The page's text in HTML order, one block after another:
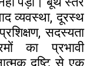
व्यवस्था, दूरस्थ
सदस्यता
का प्रभावी
दृष्टि से एक